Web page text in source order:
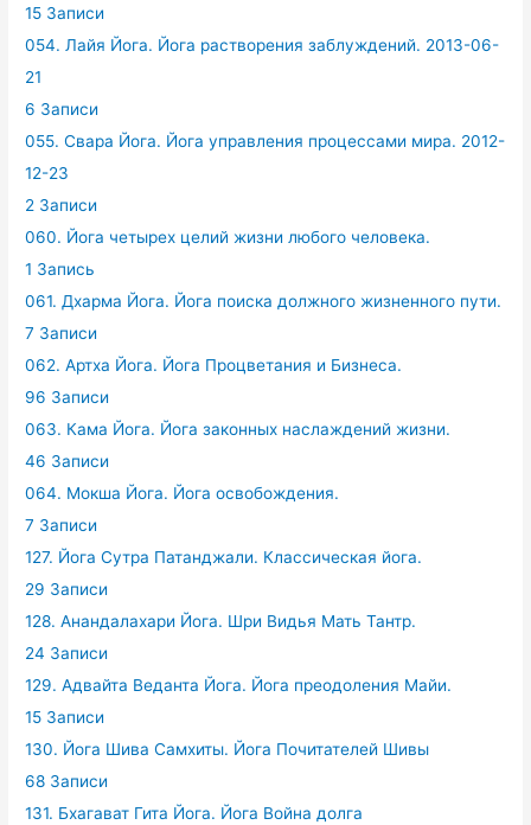
15 Записи
054. Лайя Йога. Йога растворения заблуждений. 2013-06-
21
6 Записи
055. Свара Йога. Йога управления процессами мира. 2012-
12-23
2 Записи
060. Йога четырех целий жизни любого человека.
1 Запись
061. Дхарма Йога. Йога поиска должного жизненного пути.
7 Записи
062. Артха Йога. Йога Процветания и Бизнеса.
96 Записи
063. Кама Йога. Йога законных наслаждений жизни.
46 Записи
064. Мокша Йога. Йога освобождения.
7 Записи
127. Йога Сутра Патанджали. Классическая йога.
29 Записи
128. Анандалахари Йога. Шри Видья Мать Тантр.
24 Записи
129. Адвайта Веданта Йога. Йога преодоления Майи.
15 Записи
130. Йога Шива Самхиты. Йога Почитателей Шивы
68 Записи
131. Бхагават Гита Йога. Йога Война долга